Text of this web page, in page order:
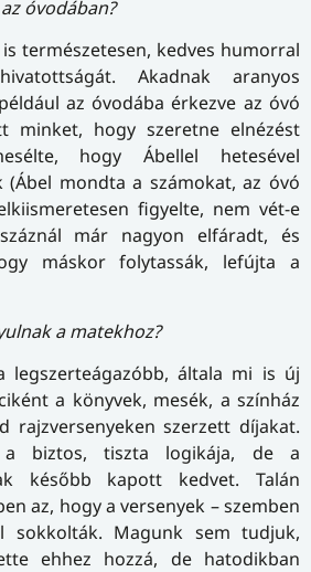
óvodában?
természetesen, kedves humorral
Akadnak aranyos
az óvodába érkezve az óvó
minket, hogy szeretne elnézést
hogy Ábellel hetesével
(Ábel mondta a számokat, az óvó
figyelte, nem vét-e
már nagyon elfáradt, és
máskor folytassák, lefújta a
a matekhoz?
legszerteágazóbb, általa mi is új
a könyvek, mesék, a színház
rajzversenyeken szerzett díjakat.
a biztos, tiszta logikája, de a
később kapott kedvet. Talán
az, hogy a versenyek – szemben
sokkolták. Magunk sem tudjuk,
ehhez hozzá, de hatodikban